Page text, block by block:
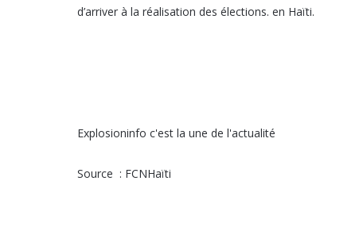
d’arriver à la réalisation des élections. en Haïti.
Explosioninfo c'est la une de l'actualité
Source : FCNHaïti